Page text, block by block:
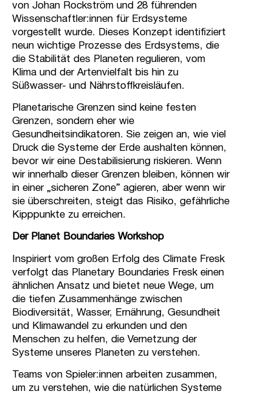
von Johan Rockström und 28 führenden
Wissenschaftler:innen für Erdsysteme
vorgestellt wurde. Dieses Konzept identifiziert
neun wichtige Prozesse des Erdsystems, die
die Stabilität des Planeten regulieren, vom
Klima und der Artenvielfalt bis hin zu
Süßwasser- und Nährstoffkreisläufen.
Planetarische Grenzen sind keine festen
Grenzen, sondern eher wie
Gesundheitsindikatoren. Sie zeigen an, wie viel
Druck die Systeme der Erde aushalten können,
bevor wir eine Destabilisierung riskieren. Wenn
wir innerhalb dieser Grenzen bleiben, können wir
in einer „sicheren Zone” agieren, aber wenn wir
sie überschreiten, steigt das Risiko, gefährliche
Kipppunkte zu erreichen.
Der Planet Boundaries Workshop
Inspiriert vom großen Erfolg des Climate Fresk
verfolgt das Planetary Boundaries Fresk einen
ähnlichen Ansatz und bietet neue Wege, um
die tiefen Zusammenhänge zwischen
Biodiversität, Wasser, Ernährung, Gesundheit
und Klimawandel zu erkunden und den
Menschen zu helfen, die Vernetzung der
Systeme unseres Planeten zu verstehen.
Teams von Spieler:innen arbeiten zusammen,
um zu verstehen, wie die natürlichen Systeme